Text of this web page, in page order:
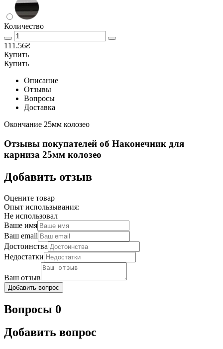
Количество
111.56₴
Купить
Купить
Описание
Отзывы
Вопросы
Доставка
Окончание 25мм колозео
Отзывы покупателей об Наконечник для
карниза 25мм колозео
Добавить отзыв
Оцените товар
Опыт использывания:
Не использовал
Ваше имя
Ваш email
Достоинства
Недостатки
Ваш отзыв
Добавить вопрос
Вопросы 0
Добавить вопрос